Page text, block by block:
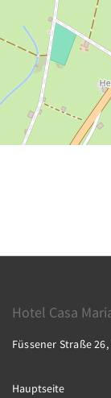
Hotel Casa
Füssener Straße
Hauptseite